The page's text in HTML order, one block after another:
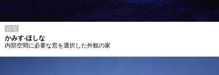
住宅
かみす-ほしな
内部空間に必要な窓を選択した外観の家